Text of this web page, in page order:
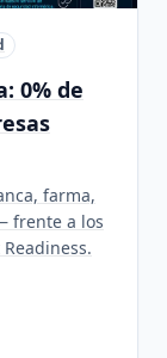
0% de
farma,
frente a los